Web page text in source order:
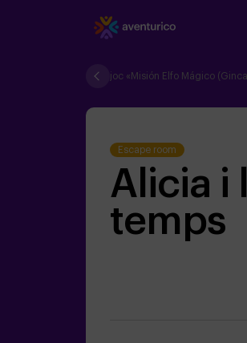
joc «Misión Elfo Mágico
Escape room
Alicia i
temps